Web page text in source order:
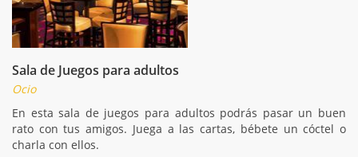
Sala de Juegos para adultos
Ocio
En esta sala de juegos para adultos podrás pasar un buen
rato con tus amigos. Juega a las cartas, bébete un cóctel o
charla con ellos.